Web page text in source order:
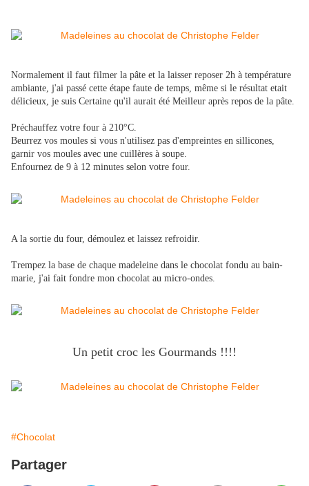
​Normalement il faut filmer la pâte et la laisser reposer 2h à température
ambiante, j'ai passé cette étape faute de temps, même si le résultat etait
délicieux, je suis Certaine qu'il aurait été Meilleur après repos de la pâte.
​Préchauffez votre four à 210°C.
Beurrez vos moules si vous n'utilisez pas d'empreintes en sillicones,
garnir vos moules avec une cuillères à soupe.
​Enfournez de 9 à 12 minutes selon votre four.
​A la sortie du four, démoulez et laissez refroidir.
Trempez la base de chaque madeleine dans le chocolat fondu au bain-
marie, j'ai fait fondre mon chocolat au micro-ondes.
Un petit croc les Gourmands !!!!
#Chocolat
Partager